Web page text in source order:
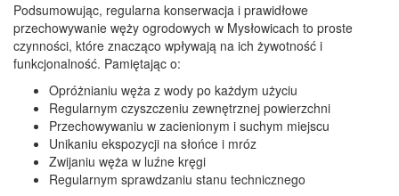
Podsumowując, regularna konserwacja i prawidłowe
przechowywanie węży ogrodowych w Mysłowicach to proste
czynności, które znacząco wpływają na ich żywotność i
funkcjonalność. Pamiętając o:
Opróżnianiu węża z wody po każdym użyciu
Regularnym czyszczeniu zewnętrznej powierzchni
Przechowywaniu w zacienionym i suchym miejscu
Unikaniu ekspozycji na słońce i mróz
Zwijaniu węża w luźne kręgi
Regularnym sprawdzaniu stanu technicznego